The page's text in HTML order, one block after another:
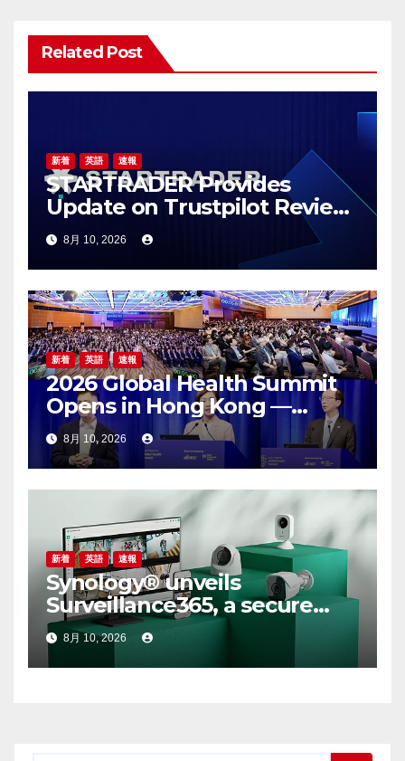
ョ
ン
Related Post
新着 英語 速報
STARTRADER Provides
Update on Trustpilot Review
Profiles
8月 10, 2026
新着 英語 速報
2026 Global Health Summit
Opens in Hong Kong —
Global Healthcare Leaders
Convene: Bringing
Breakthroughs to Patients
8月 10, 2026
新着 英語 速報
Synology® unveils
Surveillance365, a secure
cloud video surveillance
solution built for modern,
multi-site businesses
8月 10, 2026